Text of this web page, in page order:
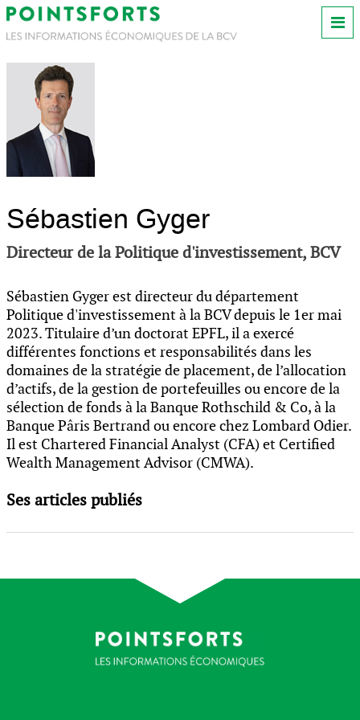
Sébastien Gyger
Directeur de la Politique d'investissement, BCV
Sébastien Gyger est directeur du département
Politique d'investissement à la BCV depuis le 1er mai
2023. Titulaire d’un doctorat EPFL, il a exercé
différentes fonctions et responsabilités dans les
domaines de la stratégie de placement, de l’allocation
d’actifs, de la gestion de portefeuilles ou encore de la
sélection de fonds à la Banque Rothschild & Co, à la
Banque Pâris Bertrand ou encore chez Lombard Odier.
Il est Chartered Financial Analyst (CFA) et Certified
Wealth Management Advisor (CMWA).
Ses articles publiés